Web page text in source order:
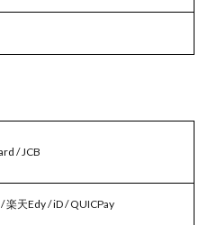
/ JCB
楽天Edy / iD / QUICPay